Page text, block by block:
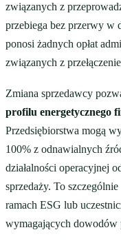
związanych z
przebiega bez przerwy w
ponosi żadnych opłat
związanych z
Zmiana sprzedawcy
profilu energetycznego
Przedsiębiorstwa mogą
100% z odnawialnych
działalności operacyjnej
sprzedaży. To
ramach ESG lub
wymagających dowodów